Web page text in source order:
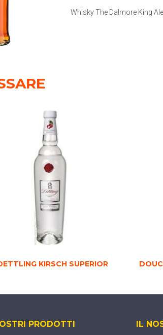
Whisky The Dalmore King
KIRSCH SUPERIOR
PRODOTTI IL